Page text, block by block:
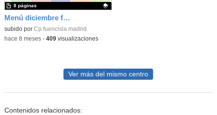
Menú diciembre fuencisla
Contenido educativo.
subido por Cp fuencisla madrid
8 páginas
-hace 8 meses- 409visualizaciones
Ver más del mismo centro
Contenidos relacionados: